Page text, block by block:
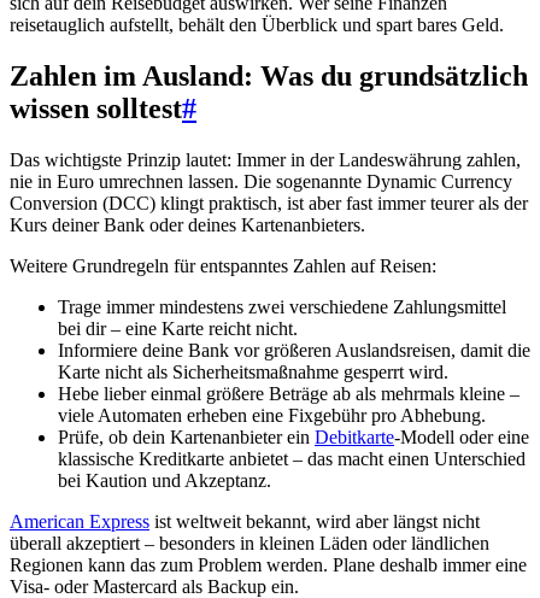
reisetauglich aufstellt, behält den Überblick und spart bares Geld.
Zahlen im Ausland: Was du grundsätzlich
wissen solltest#
Das wichtigste Prinzip lautet: Immer in der Landeswährung zahlen,
nie in Euro umrechnen lassen. Die sogenannte Dynamic Currency
Conversion (DCC) klingt praktisch, ist aber fast immer teurer als der
Kurs deiner Bank oder deines Kartenanbieters.
Weitere Grundregeln für entspanntes Zahlen auf Reisen:
Trage immer mindestens zwei verschiedene Zahlungsmittel
bei dir – eine Karte reicht nicht.
Informiere deine Bank vor größeren Auslandsreisen, damit die
Karte nicht als Sicherheitsmaßnahme gesperrt wird.
Hebe lieber einmal größere Beträge ab als mehrmals kleine –
viele Automaten erheben eine Fixgebühr pro Abhebung.
Prüfe, ob dein Kartenanbieter ein Debitkarte-Modell oder eine
klassische Kreditkarte anbietet – das macht einen Unterschied
bei Kaution und Akzeptanz.
American Express ist weltweit bekannt, wird aber längst nicht
überall akzeptiert – besonders in kleinen Läden oder ländlichen
Regionen kann das zum Problem werden. Plane deshalb immer eine
Visa- oder Mastercard als Backup ein.